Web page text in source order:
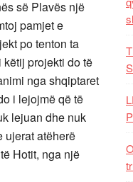
së Plavës një
pamjet e
po tenton ta
projekti do të
nga shqiptaret
i lejojmë që të
lejuan dhe nuk
ujerat atëherë
Hotit, nga një